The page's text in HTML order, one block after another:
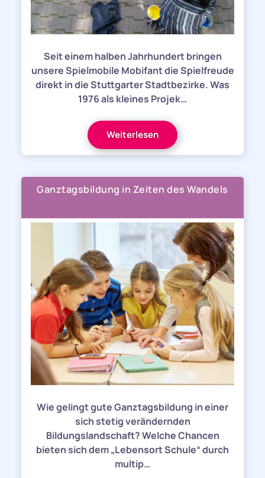
Seit einem halben Jahrhundert bringen
unsere Spielmobile Mobifant die Spielfreude
direkt in die Stuttgarter Stadtbezirke. Was
1976 als kleines Projek…
Weiterlesen
Ganztagsbildung in Zeiten des Wandels
Wie gelingt gute Ganztagsbildung in einer
sich stetig verändernden
Bildungslandschaft? Welche Chancen
bieten sich dem „Lebensort Schule“ durch
multip…